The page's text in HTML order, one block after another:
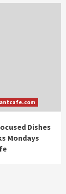
Dishes
Mondays